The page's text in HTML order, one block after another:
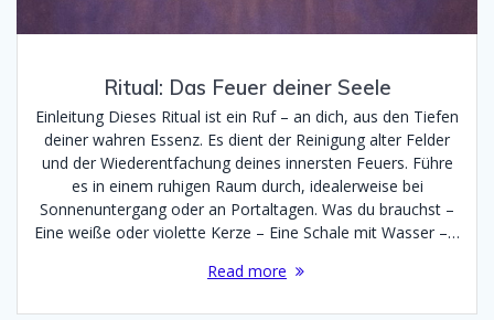
Ritual: Das Feuer deiner Seele
Einleitung Dieses Ritual ist ein Ruf – an dich, aus den Tiefen
deiner wahren Essenz. Es dient der Reinigung alter Felder
und der Wiederentfachung deines innersten Feuers. Führe
es in einem ruhigen Raum durch, idealerweise bei
Sonnenuntergang oder an Portaltagen. Was du brauchst –
Eine weiße oder violette Kerze – Eine Schale mit Wasser –…
Read more